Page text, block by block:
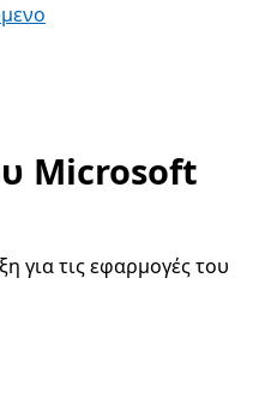
Microsoft
για τις εφαρμογές του